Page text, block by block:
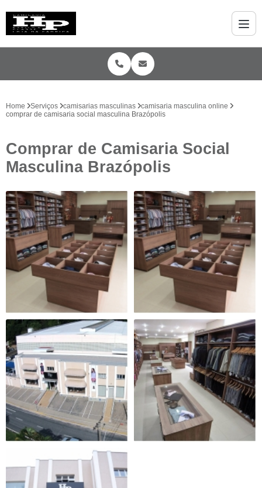
Home Serviços camisarias masculinas
camisaria masculina online
comprar de camisaria social masculina Brazópolis
Comprar de Camisaria Social
Masculina Brazópolis